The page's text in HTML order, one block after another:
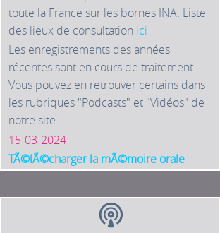
toute la France sur les bornes INA. Liste
des lieux de consultation ici
Les enregistrements des années
récentes sont en cours de traitement.
Vous pouvez en retrouver certains dans
les rubriques "Podcasts" et "Vidéos" de
notre site.
15-03-2024
TÃ©lÃ©charger la mÃ©moire orale